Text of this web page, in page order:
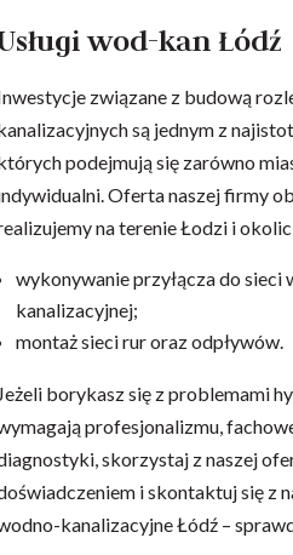
wod-kan Łódź
związane z budową
są jednym z
podejmują się zarówno
Oferta naszej firmy
na terenie Łodzi i
wykonywanie przyłącza do sieci
kanalizacyjnej;
montaż sieci rur oraz odpływów.
borykasz się z problemami
profesjonalizmu,
skorzystaj z naszej
i skontaktuj się z
kanalizacyjne Łódź –